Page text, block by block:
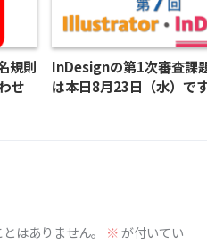
規則
せ
InDesignの第1次審査課
は本日8月23日（水）で
はありません。 ※が付いてい